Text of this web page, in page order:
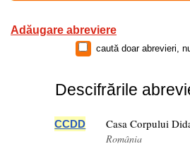
Adăugare abreviere
caută doar abrevieri,
Descifrările
CCDD Casa Corpului
România